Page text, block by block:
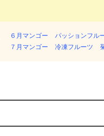
６月マンゴー パッションフル
７月マンゴー
冷凍フルーツ